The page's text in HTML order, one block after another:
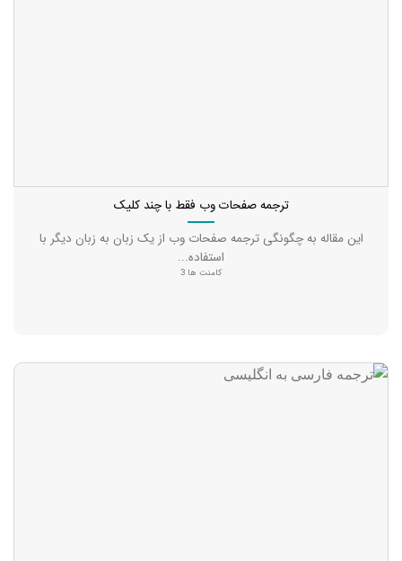
ترجمه صفحات وب فقط با چند کلیک
این مقاله به چگونگی ترجمه صفحات وب از یک زبان به زبان دیگر با
استفاده...
کامنت ها 3